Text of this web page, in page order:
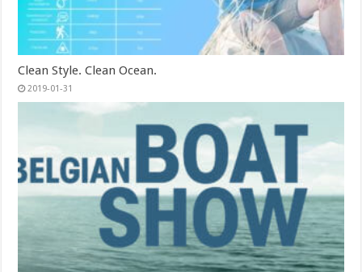
Clean Style. Clean Ocean.
2019-01-31